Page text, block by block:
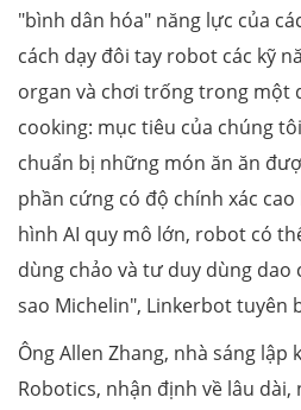
"bình dân hóa" năng lực của
cách dạy đôi tay robot các kỹ
organ và chơi trống trong một
cooking: mục tiêu của chúng
chuẩn bị những món ăn ăn
phần cứng có độ chính xác
hình AI quy mô lớn, robot có
dùng chảo và tư duy dùng
sao Michelin", Linkerbot tuyên
Ông Allen Zhang, nhà sáng lập
Robotics, nhận định về lâu